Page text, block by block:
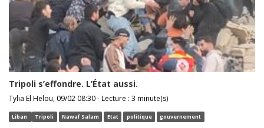
Tripoli s’effondre. L’État aussi.
Tylia El Helou, 09/02 08:30 - Lecture : 3 minute(s)
Liban Tripoli Nawaf Salam Etat politique gouvernement